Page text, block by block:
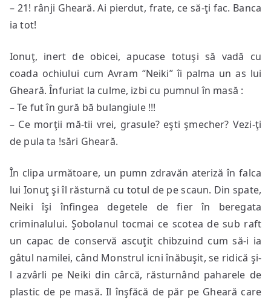
– 21! rânji Gheară. Ai pierdut, frate, ce să-ţi fac. Banca
ia tot!
Ionuţ, inert de obicei, apucase totuşi să vadă cu
coada ochiului cum Avram “Neiki” îi palma un as lui
Gheară. Înfuriat la culme, izbi cu pumnul în masă :
– Te fut în gură bă bulangiule !!!
– Ce morţii mă-tii vrei, grasule? eşti şmecher? Vezi-ţi
de pula ta !sări Gheară.
În clipa următoare, un pumn zdravăn ateriză în falca
lui Ionuţ şi îl răsturnă cu totul de pe scaun. Din spate,
Neiki îşi înfingea degetele de fier în beregata
criminalului. Şobolanul tocmai ce scotea de sub raft
un capac de conservă ascuţit chibzuind cum să-i ia
gâtul namilei, când Monstrul icni înăbuşit, se ridică şi-
l azvârli pe Neiki din cârcă, răsturnând paharele de
plastic de pe masă. Il înşfăcă de păr pe Gheară care